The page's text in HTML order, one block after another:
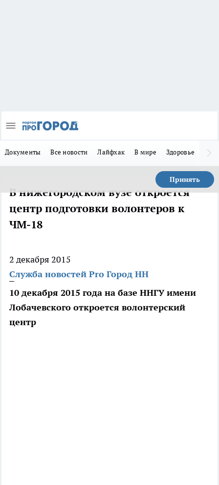
Документы Все новости Лайфхак В мире Здоровье
Принять
В нижегородском вузе откроется
центр подготовки волонтеров к
ЧМ-18
2 декабря 2015
Служба новостей Pro Город НН
10 декабря 2015 года на базе ННГУ имени
Лобачевского откроется волонтерский
центр